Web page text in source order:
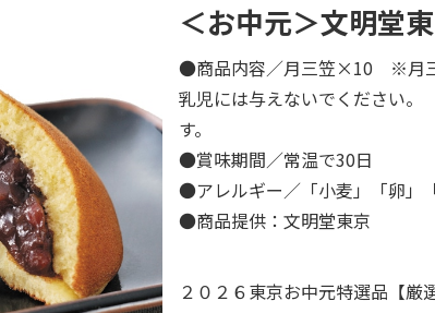
＜お中元＞文明堂
●商品内容／月三笠×10 ※月三
乳児には与えないでください
す。
●賞味期間／常温で30日
●アレルギー／「小麦」「卵」
●商品提供：文明堂東京
２０２６東京お中元特選品【